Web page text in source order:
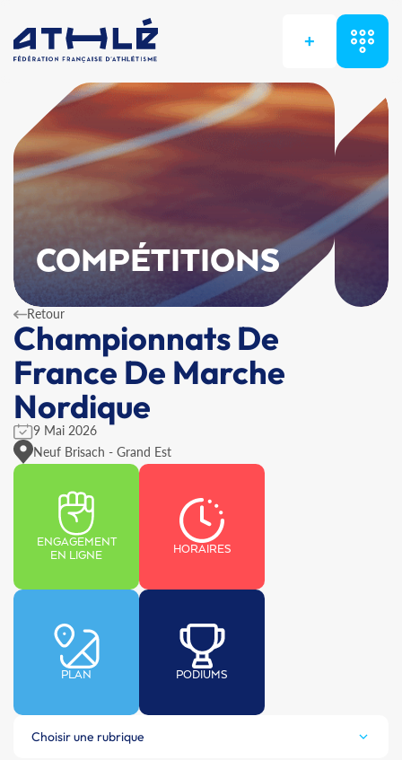
+
COMPÉTITIONS
Retour
Championnats De
France De Marche
Nordique
9 Mai 2026
Neuf Brisach - Grand Est
ENGAGEMENT
EN LIGNE
HORAIRES
PLAN PODIUMS
Choisir une rubrique